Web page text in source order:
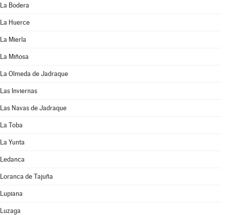
La Bodera
La Huerce
La Mierla
La Miñosa
La Olmeda de Jadraque
Las Inviernas
Las Navas de Jadraque
La Toba
La Yunta
Ledanca
Loranca de Tajuña
Lupiana
Luzaga